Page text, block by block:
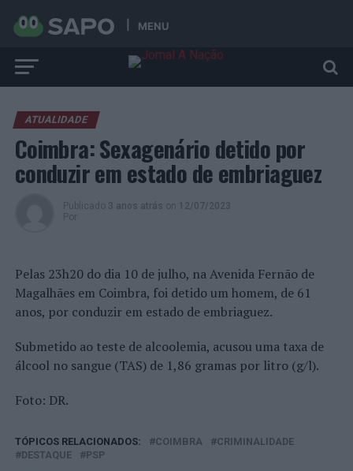
MENU
ATUALIDADE
Coimbra: Sexagenário detido por
conduzir em estado de embriaguez
Publicado 3 anos atrás on 12/07/2023
Por
Pelas 23h20 do dia 10 de julho, na Avenida Fernão de
Magalhães em Coimbra, foi detido um homem, de 61
anos, por conduzir em estado de embriaguez.
Submetido ao teste de alcoolemia, acusou uma taxa de
álcool no sangue (TAS) de 1,86 gramas por litro (g/l).
Foto: DR.
TÓPICOS RELACIONADOS: COIMBRA
CRIMINALIDADE
DESTAQUE
PSP